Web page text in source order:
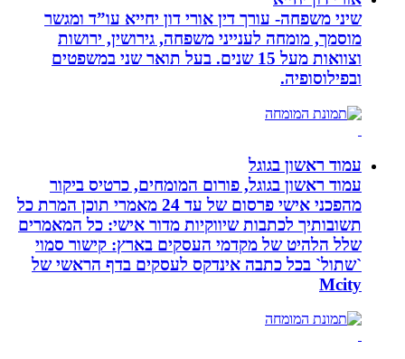
שיני משפחה- עורך דין אורי דון יחייא עו”ד ומגשר
מוסמך, מומחה לענייני משפחה, גירושין, ירושות
וצוואות מעל 15 שנים. בעל תואר שני במשפטים
ובפילוסופיה.
עמוד ראשון בגוגל
עמוד ראשון בגוגל, פורום המומחים, כרטיס ביקור
מהפכני אישי פרסום של עד 24 מאמרי תוכן המרת כל
תשובותיך לכתבות שיווקיות מדור אישי: כל המאמרים
שלל הלהיט של מקדמי העסקים בארץ: קישור סמוי
`שתול` בכל כתבה אינדקס לעסקים בדף הראשי של
Mcity